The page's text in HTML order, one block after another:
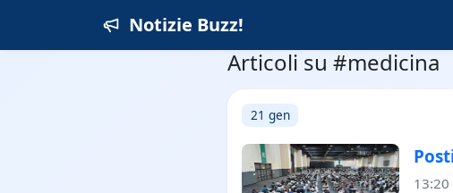
Notizie Buzz!
Articoli su #medicina
21 gen
13:20